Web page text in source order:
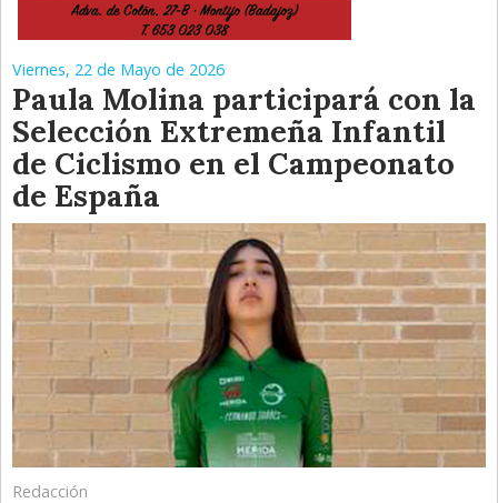
Viernes, 22 de Mayo de 2026
Paula Molina participará con la
Selección Extremeña Infantil
de Ciclismo en el Campeonato
de España
Redacción